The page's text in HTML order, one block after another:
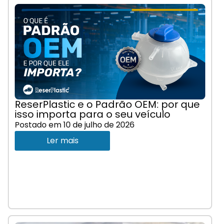
ReserPlastic e o Padrão OEM: por que
isso importa para o seu veículo
Postado em10 de julho de 2026
Ler mais